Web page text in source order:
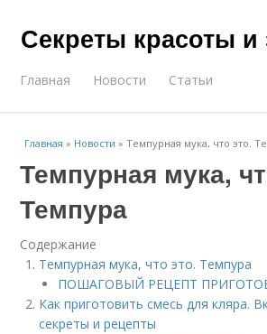
Секреты красоты и
Главная Новости Статьи
Главная » Новости »Темпурная мука, что это.
Темпурная мука,
Темпура
Содержание
Темпурная мука, что это. Темпура
ПОШАГОВЫЙ РЕЦЕПТ
Как приготовить смесь для кляра.
секреты и рецепты